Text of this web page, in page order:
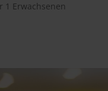
1 Erwachsenen